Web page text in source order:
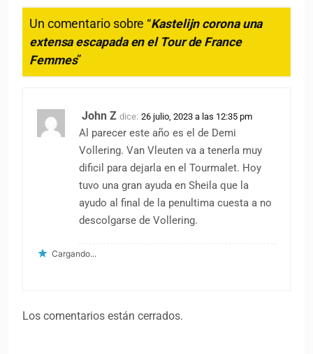
Un comentario sobre “Kastelijn corona una
extensa escapada en el Tour de France
Femmes”
John Z dice: 26 julio, 2023 a las 12:35 pm
Al parecer este año es el de Demi
Vollering. Van Vleuten va a tenerla muy
dificil para dejarla en el Tourmalet. Hoy
tuvo una gran ayuda en Sheila que la
ayudo al final de la penultima cuesta a no
descolgarse de Vollering.
Cargando...
Los comentarios están cerrados.